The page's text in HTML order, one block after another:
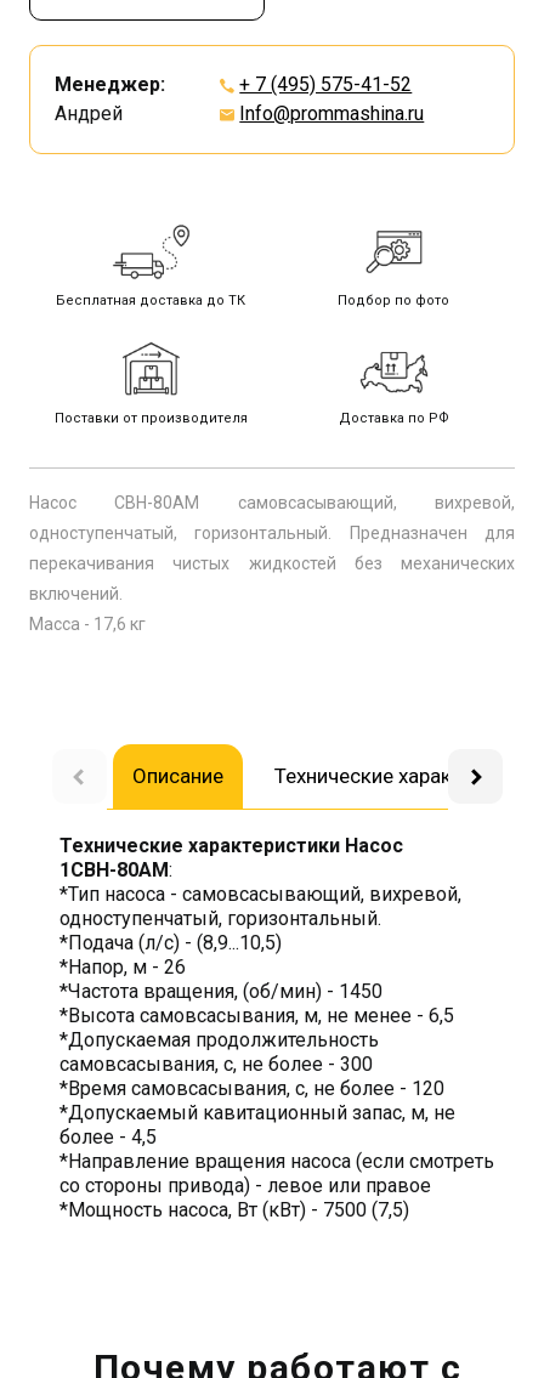
Менеджер:
Андрей
+ 7 (495) 575-41-52
Info@prommashina.ru
Бесплатная доставка до ТК Подбор по фото
Поставки от производителя Доставка по РФ
Насос СВН-80АМ самовсасывающий, вихревой,
одноступенчатый, горизонтальный. Предназначен для
перекачивания чистых жидкостей без механических
включений.
Масса - 17,6 кг
Описание Технические
Технические характеристики Насос
1СВН-80АМ:
*Тип насоса - самовсасывающий, вихревой,
одноступенчатый, горизонтальный.
*Подача (л/с) - (8,9...10,5)
*Напор, м - 26
*Частота вращения, (об/мин) - 1450
*Высота самовсасывания, м, не менее - 6,5
*Допускаемая продолжительность
самовсасывания, с, не более - 300
*Время самовсасывания, с, не более - 120
*Допускаемый кавитационный запас, м, не
более - 4,5
*Направление вращения насоса (если смотреть
со стороны привода) - левое или правое
*Мощность насоса, Вт (кВт) - 7500 (7,5)
Почему работают с